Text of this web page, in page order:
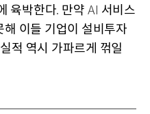
육박한다. 만약 AI 서비스
이들 기업이 설비투자
적 역시 가파르게 꺾일